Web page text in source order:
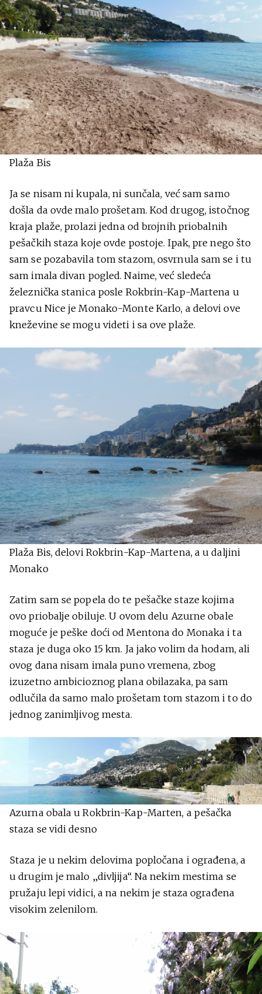
Plaža Bis
Ja se nisam ni kupala, ni sunčala, već sam samo
došla da ovde malo prošetam. Kod drugog, istočnog
kraja plaže, prolazi jedna od brojnih priobalnih
pešačkih staza koje ovde postoje. Ipak, pre nego što
sam se pozabavila tom stazom, osvrnula sam se i tu
sam imala divan pogled. Naime, već sledeća
železnička stanica posle Rokbrin-Kap-Martena u
pravcu Nice je Monako-Monte Karlo, a delovi ove
kneževine se mogu videti i sa ove plaže.
Plaža Bis, delovi Rokbrin-Kap-Martena, a u daljini
Monako
Zatim sam se popela do te pešačke staze kojima
ovo priobalje obiluje. U ovom delu Azurne obale
moguće je peške doći od Mentona do Monaka i ta
staza je duga oko 15 km. Ja jako volim da hodam, ali
ovog dana nisam imala puno vremena, zbog
izuzetno ambicioznog plana obilazaka, pa sam
odlučila da samo malo prošetam tom stazom i to do
jednog zanimljivog mesta.
Azurna obala u Rokbrin-Kap-Marten, a pešačka
staza se vidi desno
Staza je u nekim delovima popločana i ograđena, a
u drugim je malo „divljija“. Na nekim mestima se
pružaju lepi vidici, a na nekim je staza ograđena
visokim zelenilom.